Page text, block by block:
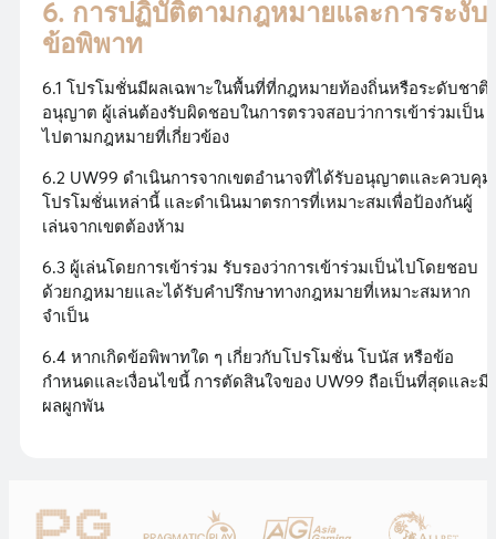
6. การปฏิบัติตามกฎหมายและการระงับ
ข้อพิพาท
6.1 โปรโมชั่นมีผลเฉพาะในพื้นที่ที่กฎหมายท้องถิ่นหรือระดับชาติ
อนุญาต ผู้เล่นต้องรับผิดชอบในการตรวจสอบว่าการเข้าร่วมเป็น
ไปตามกฎหมายที่เกี่ยวข้อง
6.2 UW99 ดำเนินการจากเขตอำนาจที่ได้รับอนุญาตและควบคุม
โปรโมชั่นเหล่านี้ และดำเนินมาตรการที่เหมาะสมเพื่อป้องกันผู้
เล่นจากเขตต้องห้าม
6.3 ผู้เล่นโดยการเข้าร่วม รับรองว่าการเข้าร่วมเป็นไปโดยชอบ
ด้วยกฎหมายและได้รับคำปรึกษาทางกฎหมายที่เหมาะสมหาก
จำเป็น
6.4 หากเกิดข้อพิพาทใด ๆ เกี่ยวกับโปรโมชั่น โบนัส หรือข้อ
กำหนดและเงื่อนไขนี้ การตัดสินใจของ UW99 ถือเป็นที่สุดและมี
ผลผูกพัน